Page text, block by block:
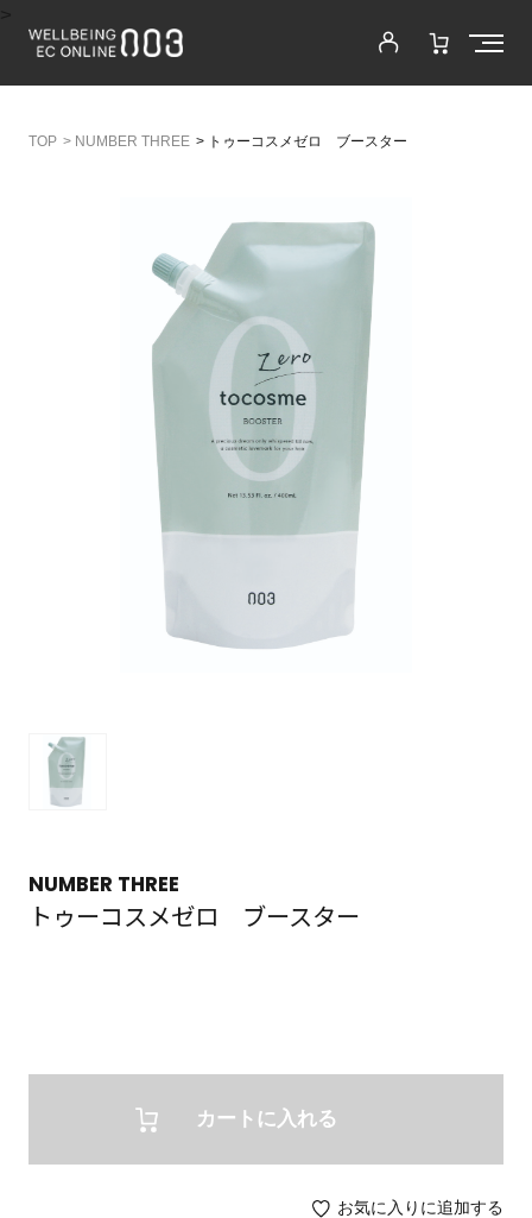
> NUMBER THREE > トゥーコスメゼロ ブースター
NUMBER THREE
トゥーコスメゼロ ブースター
カートに入れる
お気に入りに追加する